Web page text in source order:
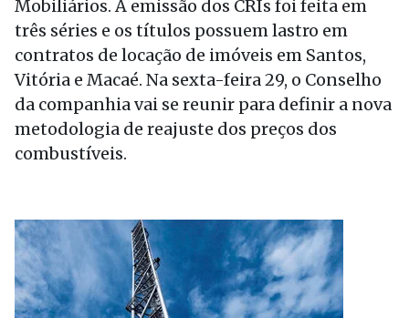
Mobiliários. A emissão dos CRIs foi feita em
três séries e os títulos possuem lastro em
contratos de locação de imóveis em Santos,
Vitória e Macaé. Na sexta-feira 29, o Conselho
da companhia vai se reunir para definir a nova
metodologia de reajuste dos preços dos
combustíveis.